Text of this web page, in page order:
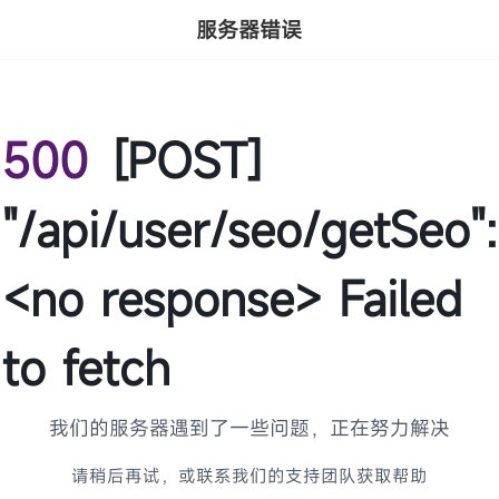
服务器错误
500 [POST]
"/api/user/seo/getSeo":
<no response> Failed
to fetch
我们的服务器遇到了一些问题，正在努力解决
请稍后再试，或联系我们的支持团队获取帮助